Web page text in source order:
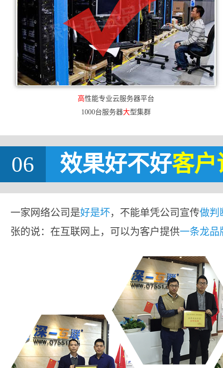
高性能专业云服务器平台
1000台服务器大型集群
06 效果好不好客户
一家网络公司是好是坏，不能单凭公司宣传做判
张的说：在互联网上，可以为客户提供一条龙品